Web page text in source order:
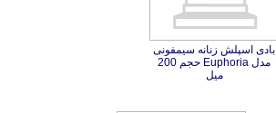
بادی اسپلش زنانه سیمفونی
مدل Euphoria حجم 200
میل